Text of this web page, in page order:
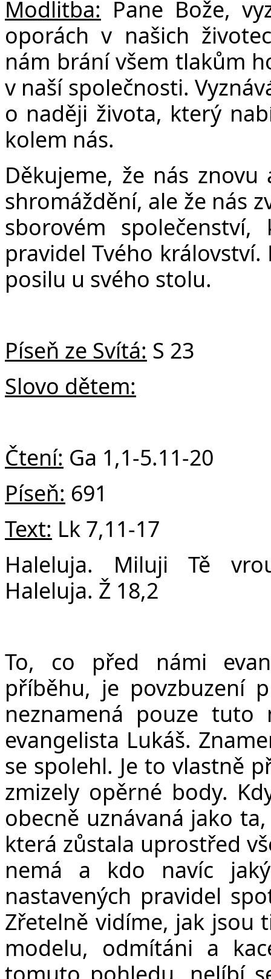
Modlitba: Pane Bože,
oporách v našich
nám brání všem tlakům
v naší společnosti.
o naději života, který
kolem nás.
Děkujeme, že nás
shromáždění, ale že nás
sborovém
pravidel Tvého
posilu u svého stolu.
Píseň ze Svítá: S 23
Slovo dětem:
Čtení: Ga 1,1-5.11-20
Píseň: 691
Text: Lk 7,11-17
Haleluja. Miluji Tě
Haleluja. Ž 18,2
To, co před námi
příběhu, je povzbuzení
neznamená pouze
evangelista Lukáš.
se spolehl. Je to vlastně
zmizely opěrné body.
obecně uznávaná jako
která zůstala uprostřed
nemá a kdo navíc
nastavených pravidel
Zřetelně vidíme, jak
modelu, odmítáni a